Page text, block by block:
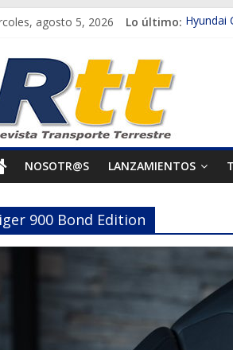
agosto 5, 2026 Lo último: Hyundai
Rtt
NOSOTR@S LANZAMIENTOS
900 Bond Edition